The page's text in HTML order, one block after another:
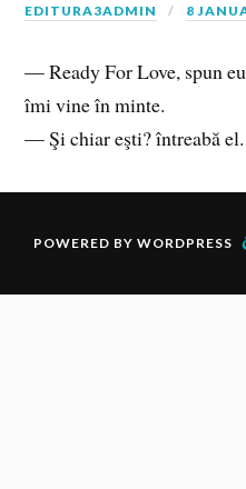
EDITURA3ADMIN 8
— Ready For Love, spun
îmi vine în minte.
— Şi chiar eşti? întreabă el.
POWERED BY WORDPRESS